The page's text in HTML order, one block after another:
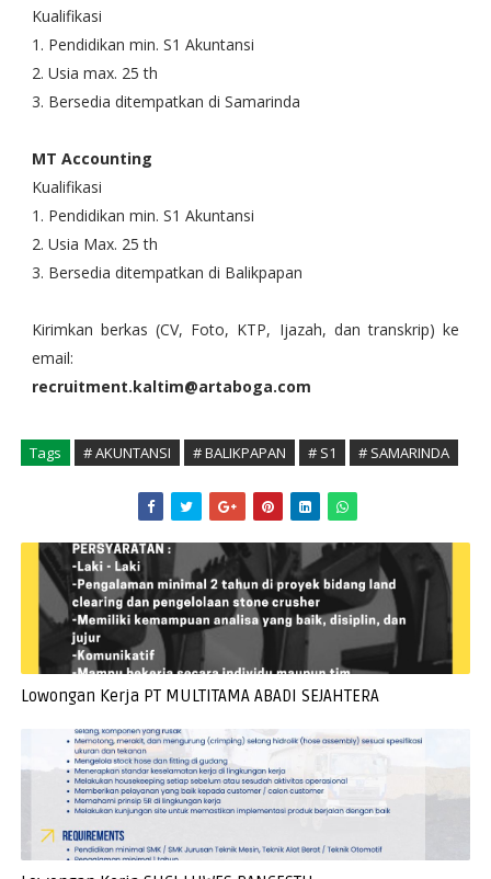
Kualifikasi
1. Pendidikan min. S1 Akuntansi
2. Usia max. 25 th
3. Bersedia ditempatkan di Samarinda
MT Accounting
Kualifikasi
1. Pendidikan min. S1 Akuntansi
2. Usia Max. 25 th
3. Bersedia ditempatkan di Balikpapan
Kirimkan berkas (CV, Foto, KTP, Ijazah, dan transkrip) ke
email:
recruitment.kaltim@artaboga.com
Tags # AKUNTANSI # BALIKPAPAN # S1 # SAMARINDA
Lowongan Kerja PT MULTITAMA ABADI SEJAHTERA